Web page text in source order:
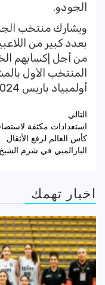
الجودو.
ويشارك منتخب
بعدد كبير من
من أجل إكسابهم
المنتخب الأول
أولمبياد باريس 2024.
تصفّح
المقالات
التالي
استعدادات مكثفة
كأس العالم لرفع الأثقال
البارالمبي في شرم الشيخ
اخبار تهمك